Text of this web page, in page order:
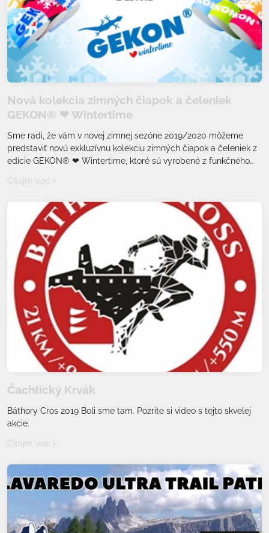
Nová kolekcia zimných čiapok a čeleniek
GEKON® ❤ Wintertime
Sme radi, že vám v novej zimnej sezóne 2019/2020 môžeme
predstaviť novú exkluzívnu kolekciu zimných čiapok a čeleniek z
edície GEKON® ❤ Wintertime, ktoré sú vyrobené z funkčného
Čítajte viac
Čachtický Krvák
Báthory Cros 2019 Boli sme tam. Pozrite si video s tejto skvelej
akcie.
Čítajte viac